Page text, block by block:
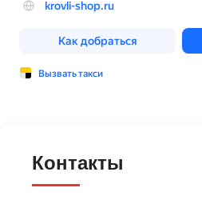
Контакты